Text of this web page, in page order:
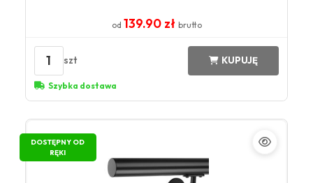
od 139.90 zł brutto
1 szt KUPUJĘ
Szybka dostawa
DOSTĘPNY OD
RĘKI